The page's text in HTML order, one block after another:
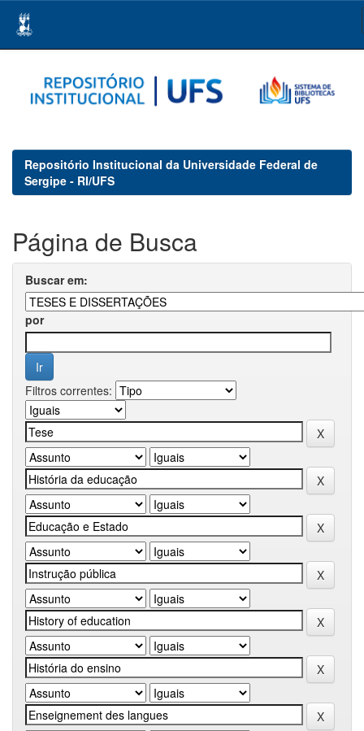
navigation
Repositório Institucional da Universidade Federal de
Sergipe - RI/UFS
Página de Busca
Buscar em:
por
Filtros correntes: